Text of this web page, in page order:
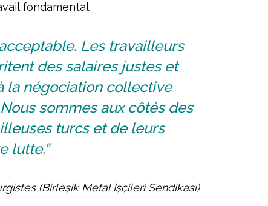
fondamental.
Les travailleurs
des salaires justes et
la négociation collective
sommes aux côtés des
turcs et de leurs
lutte.”
(Birleşik Metal İşçileri Sendikası)